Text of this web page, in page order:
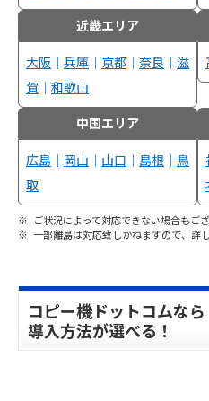
近畿エリア
大阪 ｜ 兵庫 ｜ 京都 ｜ 奈良 ｜ 滋
賀 ｜ 和歌山
中国エリア
広島 ｜ 岡山 ｜ 山口 ｜ 島根 ｜ 鳥
取
ご状況によって対応できない場合もご
一部離島は対応致しかねますので、詳
コピー機ドットコムなら
導入方法が選べる！